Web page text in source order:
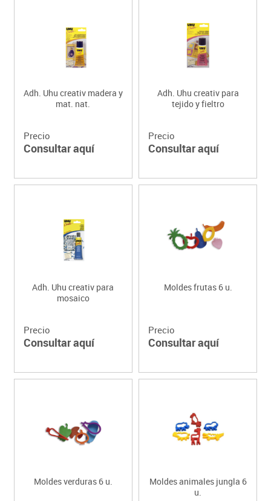
Adh. Uhu creativ madera y
mat. nat.
Precio
Consultar aquí
Adh. Uhu creativ para
tejido y fieltro
Precio
Consultar aquí
Adh. Uhu creativ para
mosaico
Precio
Consultar aquí
Moldes frutas 6 u.
Precio
Consultar aquí
Moldes verduras 6 u.
Moldes animales jungla 6
u.